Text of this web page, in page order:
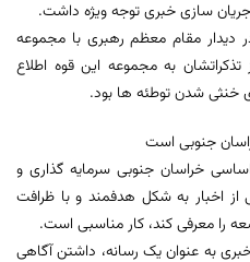
سازی خبری توجه ویژه داشت.
دیدار مقام معظم رهبری با مجموعه
به مجموعه این قوه اطلاع
خنثی شدن توطئه ها بود.
جنوبی است
خراسان جنوبی سرمایه گذاری و
اخبار به شکل هدفمند و با ظرافت
را معرفی کند، کار مناسبی است.
به عنوان یک رسانه، داشتن آگاهی